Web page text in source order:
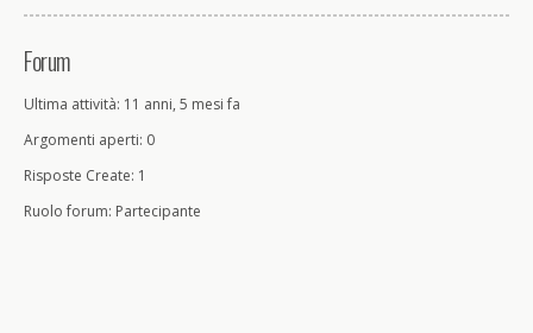
Forum
Ultima attività: 11 anni, 5 mesi fa
Argomenti aperti: 0
Risposte Create: 1
Ruolo forum: Partecipante